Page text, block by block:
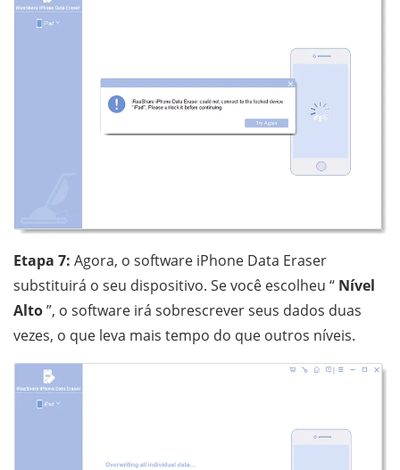
Etapa 7: Agora, o software iPhone Data Eraser
substituirá o seu dispositivo. Se você escolheu “ Nível
Alto”, o software irá sobrescrever seus dados duas
vezes, o que leva mais tempo do que outros níveis.